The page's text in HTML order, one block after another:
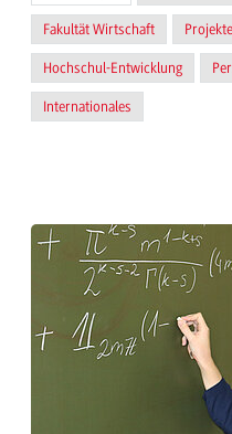
Fakultät Wirtschaft Projekte
Hochschul-Entwicklung
Internationales